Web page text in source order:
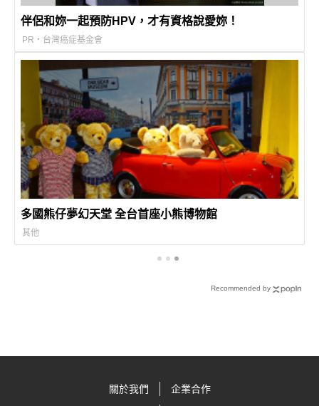
伴侶和妳一起預防HPV，才有資格說愛妳！
PR・台灣癌症基金會
多國熊仔夢幻天堂 全台首座小熊博物館
其他
Recommended by
關於我們
企業合作